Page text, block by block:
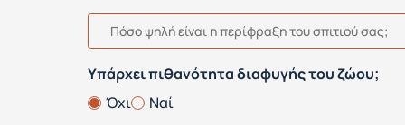
Πόσο ψηλή είναι η περίφραξη του σπιτιού σας;
Υπάρχει πιθανότητα διαφυγής του ζώου;
Όχι
Ναί